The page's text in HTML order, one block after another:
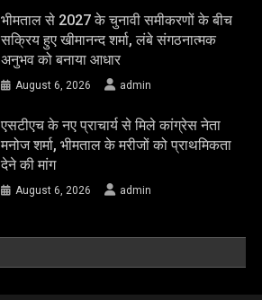
भीमताल से 2027 के चुनावी समीकरणों के बीच
सक्रिय हुए खीमानन्द शर्मा, लंबे संगठनात्मक
अनुभव को बनाया आधार
August 6, 2026 admin
एसटीएच के नए प्राचार्य से मिले कांग्रेस नेता
मनोज शर्मा, भीमताल के मरीजों को प्राथमिकता
देने की मांग
August 6, 2026 admin